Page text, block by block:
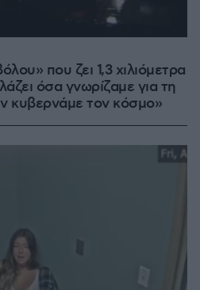
που ζει 1,3 χιλιόμετρα
όσα γνωρίζαμε για τη
κυβερνάμε τον κόσμο»